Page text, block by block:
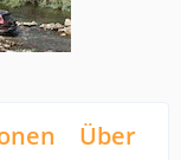
Über